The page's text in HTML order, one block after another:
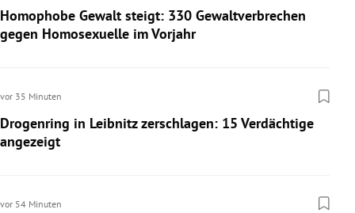
Homophobe Gewalt steigt: 330 Gewaltverbrechen
gegen Homosexuelle im Vorjahr
vor 35 Minuten
Drogenring in Leibnitz zerschlagen: 15 Verdächtige
angezeigt
vor 54 Minuten